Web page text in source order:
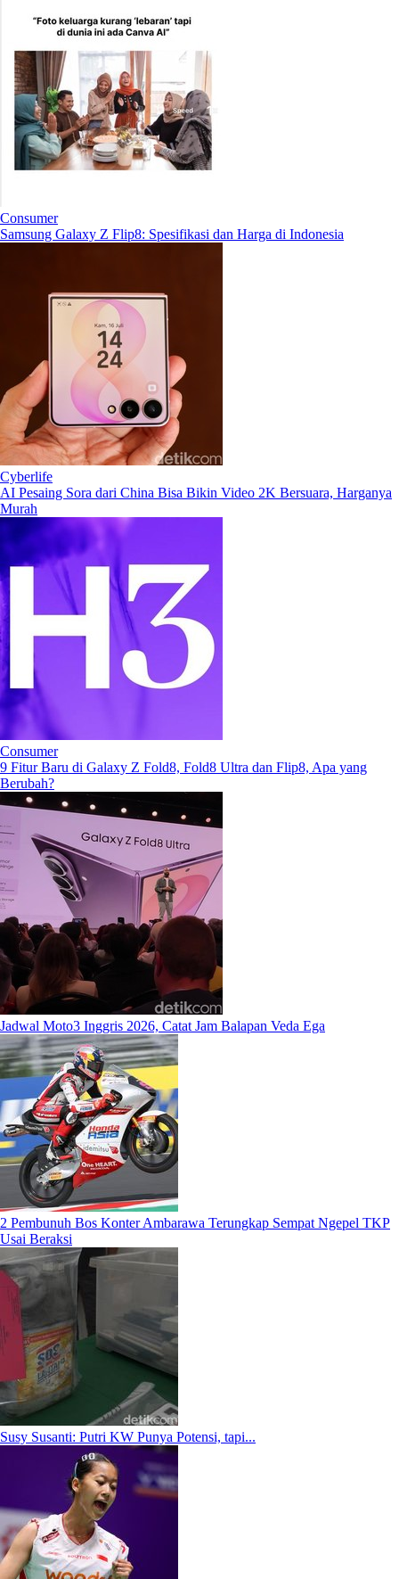
Consumer
Samsung Galaxy Z Flip8: Spesifikasi dan Harga di Indonesia
Cyberlife
AI Pesaing Sora dari China Bisa Bikin Video 2K Bersuara, Harganya
Murah
Consumer
9 Fitur Baru di Galaxy Z Fold8, Fold8 Ultra dan Flip8, Apa yang
Berubah?
Jadwal Moto3 Inggris 2026, Catat Jam Balapan Veda Ega
2 Pembunuh Bos Konter Ambarawa Terungkap Sempat Ngepel TKP
Usai Beraksi
Susy Susanti: Putri KW Punya Potensi, tapi...